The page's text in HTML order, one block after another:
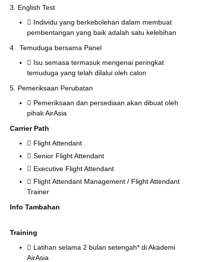
3. English Test
Individu yang berkebolehan dalam membuat
pembentangan yang baik adalah satu kelebihan
4. Temuduga bersama Panel
Isu semasa termasuk mengenai peringkat
temuduga yang telah dilalui oleh calon
5. Pemeriksaan Perubatan
Pemeriksaan dan persediaan akan dibuat oleh
pihak AirAsia
Carrier Path
Flight Attendant
Senior Flight Attendant
Executive Flight Attendant
Flight Attendant Management / Flight Attendant
Trainer
Info Tambahan
Training
Latihan selama 2 bulan setengah* di Akademi
AirAsia